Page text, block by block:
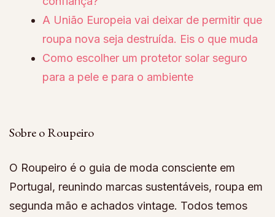
A União Europeia vai deixar de permitir que
roupa nova seja destruída. Eis o que muda
Como escolher um protetor solar seguro
para a pele e para o ambiente
Sobre o Roupeiro
O Roupeiro é o guia de moda consciente em
Portugal, reunindo marcas sustentáveis, roupa em
segunda mão e achados vintage. Todos temos